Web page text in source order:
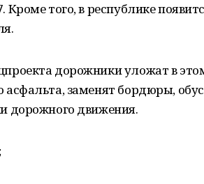
Кроме того, в республике
дорожники уложат в
асфальта, заменят бордюры,
дорожного движения.